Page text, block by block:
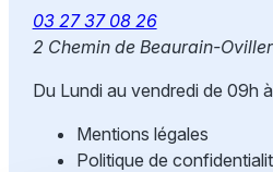
03 27 37 08 26
2 Chemin de Beaurain-
Du Lundi au vendredi de 09h
Mentions légales
Politique de